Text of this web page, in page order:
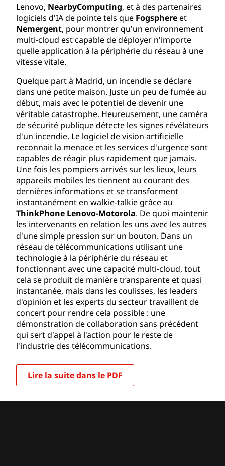
Lenovo, NearbyComputing, et à des partenaires
logiciels d'IA de pointe tels que Fogsphereet
Nemergent, pour montrer qu'un environnement
multi-cloud est capable de déployer n'importe
quelle application à la périphérie du réseau à une
vitesse vitale.
Quelque part à Madrid, un incendie se déclare
dans une petite maison. Juste un peu de fumée au
début, mais avec le potentiel de devenir une
véritable catastrophe. Heureusement, une caméra
de sécurité publique détecte les signes révélateurs
d'un incendie. Le logiciel de vision artificielle
reconnait la menace et les services d'urgence sont
capables de réagir plus rapidement que jamais.
Une fois les pompiers arrivés sur les lieux, leurs
appareils mobiles les tiennent au courant des
dernières informations et se transforment
instantanément en walkie-talkie grâce au
ThinkPhone Lenovo-Motorola. De quoi maintenir
les intervenants en relation les uns avec les autres
d'une simple pression sur un bouton. Dans un
réseau de télécommunications utilisant une
technologie à la périphérie du réseau et
fonctionnant avec une capacité multi-cloud, tout
cela se produit de manière transparente et quasi
instantanée, mais dans les coulisses, les leaders
d'opinion et les experts du secteur travaillent de
concert pour rendre cela possible : une
démonstration de collaboration sans précédent
qui sert d'appel à l'action pour le reste de
l'industrie des télécommunications.
Lire la suite dans le PDF